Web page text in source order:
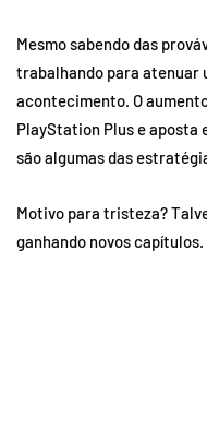
Mesmo sabendo das
trabalhando para atenuar
acontecimento. O
PlayStation Plus e aposta
são algumas das
Motivo para tristeza?
ganhando novos capítulos.